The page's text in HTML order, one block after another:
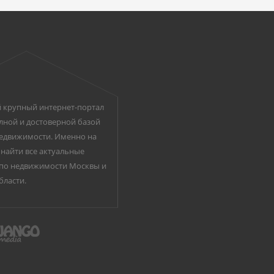
интернет-портал
и достоверной базой
Именно на
все актуальные
недвижимости Москвы и